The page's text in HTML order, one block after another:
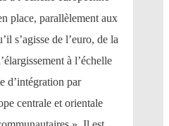
place, parallèlement aux
s’agisse de l’euro, de la
à l’échelle
d’intégration par
centrale et orientale